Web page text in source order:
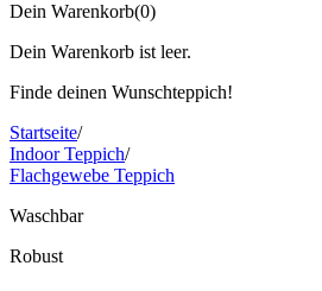
Dein Warenkorb(0)
Dein Warenkorb ist leer.
Finde deinen Wunschteppich!
Startseite/
Indoor Teppich/
Flachgewebe Teppich
Waschbar
Robust